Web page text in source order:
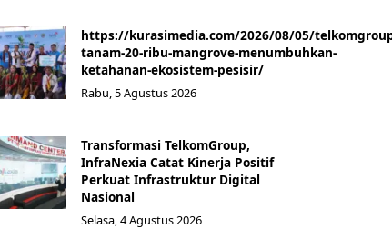
https://kurasimedia.com/2026/08/05/
tanam-20-ribu-mangrove-menumbuhkan-
ketahanan-ekosistem-pesisir/
Rabu, 5 Agustus 2026
Transformasi TelkomGroup,
InfraNexia Catat Kinerja Positif
Perkuat Infrastruktur Digital
Nasional
Selasa, 4 Agustus 2026